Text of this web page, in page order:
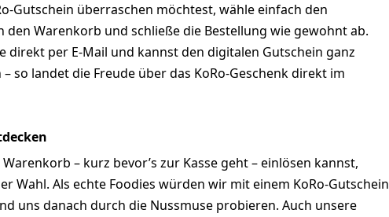
Gutschein überraschen möchtest, wähle einfach den
Warenkorb und schließe die Bestellung wie gewohnt ab.
direkt per E-Mail und kannst den digitalen Gutschein ganz
so landet die Freude über das KoRo-Geschenk direkt im
– kurz bevor’s zur Kasse geht – einlösen kannst,
Wahl. Als echte Foodies würden wir mit einem KoRo-Gutschein
uns danach durch die Nussmuse probieren. Auch unsere